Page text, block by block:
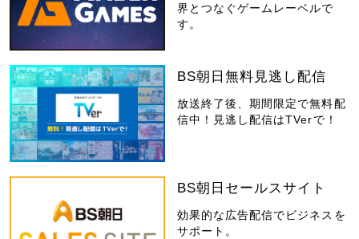
界とつなぐゲームレーベルで
す。
BS朝日無料見逃し配信
放送終了後、期間限定で無料配
信中！見逃し配信はTVerで！
BS朝日セールスサイト
効果的な広告配信でビジネスを
サポート。